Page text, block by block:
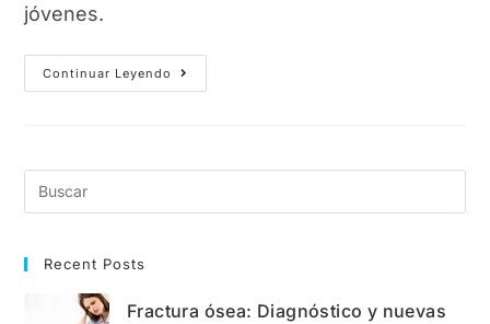
jóvenes.
Continuar Leyendo
Sarcopenia
(pérdida
Recent Posts
Fractura ósea: Diagnóstico y nuevas